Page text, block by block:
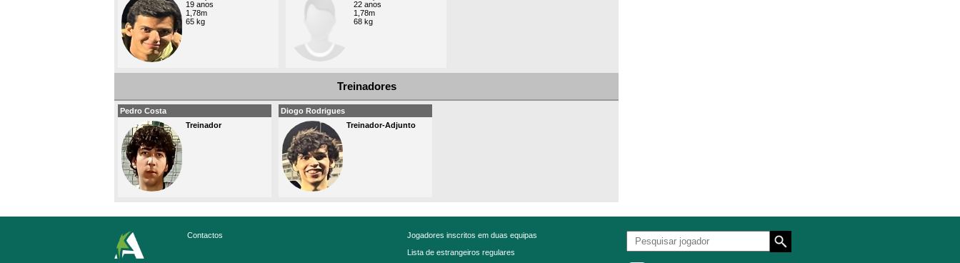
19 anos
1,78m
65 kg
22 anos
1,78m
68 kg
Treinadores
Pedro Costa
Treinador
Diogo Rodrigues
Treinador-Adjunto
Contactos
Jogadores inscritos em duas equipas
Lista de estrangeiros regulares